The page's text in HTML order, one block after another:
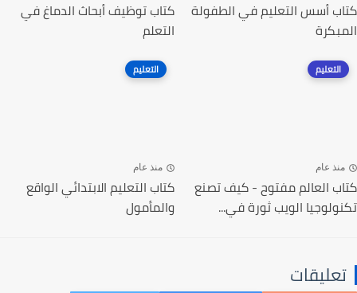
كتاب أسس التعليم في الطفولة
المبكرة
كتاب توظيف أبحاث الدماغ في
التعلم
التعليم
منذ عام
كتاب العالم مفتوح - كيف تصنع
تكنولوجيا الويب ثورة في...
التعليم
منذ عام
كتاب التعليم الابتدائي الواقع
والمأمول
تعليقات